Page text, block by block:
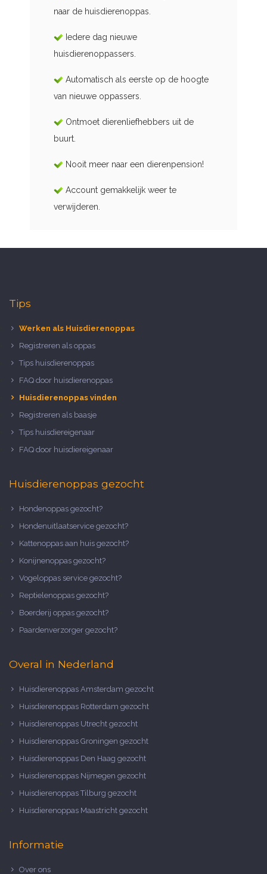
naar de huisdierenoppas.
Iedere dag nieuwe
huisdierenoppassers.
Automatisch als eerste op de hoogte
van nieuwe oppassers.
Ontmoet dierenliefhebbers uit de
buurt.
Nooit meer naar een dierenpension!
Account gemakkelijk weer te
verwijderen.
Tips
Werken als Huisdierenoppas
Registreren als oppas
Tips huisdierenoppas
FAQ door huisdierenoppas
Huisdierenoppas vinden
Registreren als baasje
Tips huisdiereigenaar
FAQ door huisdiereigenaar
Huisdierenoppas gezocht
Hondenoppas gezocht?
Hondenuitlaatservice gezocht?
Kattenoppas aan huis gezocht?
Konijnenoppas gezocht?
Vogeloppas service gezocht?
Reptielenoppas gezocht?
Boerderij oppas gezocht?
Paardenverzorger gezocht?
Overal in Nederland
Huisdierenoppas Amsterdam gezocht
Huisdierenoppas Rotterdam gezocht
Huisdierenoppas Utrecht gezocht
Huisdierenoppas Groningen gezocht
Huisdierenoppas Den Haag gezocht
Huisdierenoppas Nijmegen gezocht
Huisdierenoppas Tilburg gezocht
Huisdierenoppas Maastricht gezocht
Informatie
Over ons